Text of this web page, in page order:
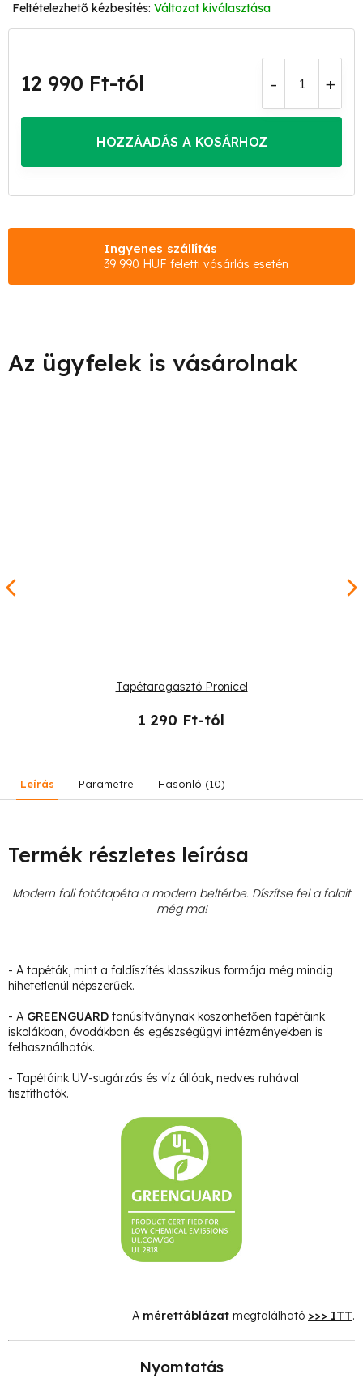
Változat kiválasztása
12 990 Ft-tól
HOZZÁADÁS A KOSÁRHOZ
Ingyenes szállítás
39 990 HUF feletti vásárlás esetén
Tapétaragasztó Pronicel
1 290 Ft-tól
Leírás Parametre Hasonló (10)
Termék részletes leírása
Modern fali fotótapéta a modern beltérbe. Díszítse fel a falait
még ma!
- A tapéták, mint a faldíszítés klasszikus formája még mindig
hihetetlenül népszerűek.
- A GREENGUARD tanúsítványnak köszönhetően tapétáink
iskolákban, óvodákban és egészségügyi intézményekben is
felhasználhatók.
- Tapétáink UV-sugárzás és víz állóak, nedves ruhával
tisztíthatók.
A mérettáblázat megtalálható >>> ITT.
Nyomtatás